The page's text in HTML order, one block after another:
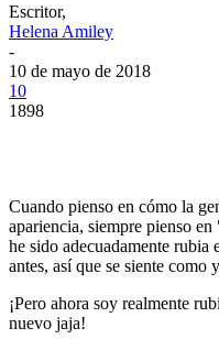
Escritor,
Helena Amiley
-
10 de mayo de 2018
10
1898
Cuando pienso en cómo la
apariencia, siempre pienso
he sido adecuadamente rubia
antes, así que se siente como
¡Pero ahora soy realmente
nuevo jaja!